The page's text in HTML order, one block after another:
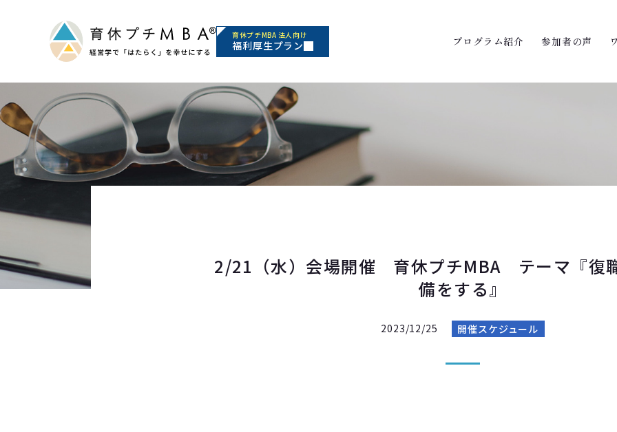
育休プチMBA 法人向け
福利厚生プラン プログラム紹介 参加者の声
2/21（水）会場開催 育休プチMBA テーマ『復
備をする』
2023/12/25 開催スケジュール